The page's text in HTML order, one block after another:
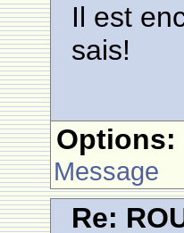
Il est
sais!
Options:
Message
Re: